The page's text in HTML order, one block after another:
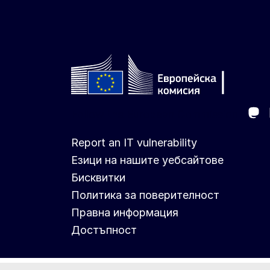
Report an IT vulnerability
Езици на нашите уебсайтове
Бисквитки
Политика за поверителност
Правна информация
Достъпност